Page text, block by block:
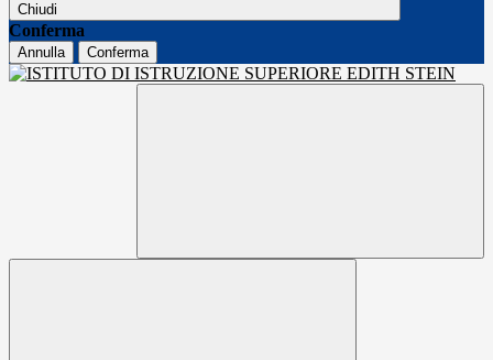
Chiudi
Conferma
Annulla Conferma